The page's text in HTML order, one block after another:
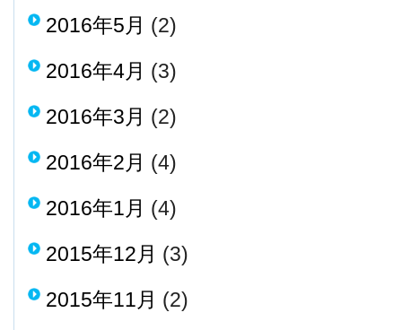
2016年5月 (2)
2016年4月 (3)
2016年3月 (2)
2016年2月 (4)
2016年1月 (4)
2015年12月 (3)
2015年11月 (2)